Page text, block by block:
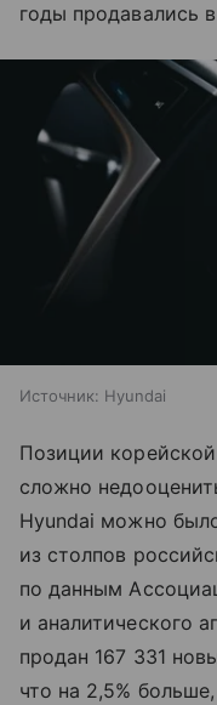
годы продавались
Источник: Hyundai
Позиции
сложно
Hyundai можно
из столпов
по данным
и аналитического
продан 167 331
что на 2,5%